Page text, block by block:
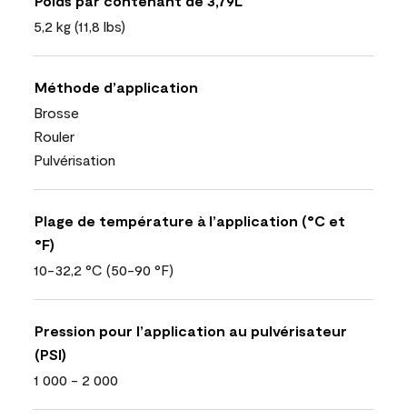
5,2 kg (11,8 lbs)
Méthode d’application
Brosse
Rouler
Pulvérisation
Plage de température à l’application (°C et
°F)
10-32,2 °C (50-90 °F)
Pression pour l’application au pulvérisateur
(PSI)
1 000 - 2 000